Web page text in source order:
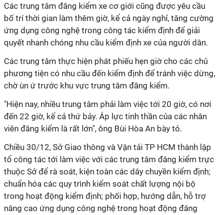
Các trung tâm đăng kiểm xe cơ giới cũng được yêu cầu
bố trí thời gian làm thêm giờ, kể cả ngày nghỉ, tăng cường
ứng dụng công nghệ trong công tác kiểm định để giải
quyết nhanh chóng nhu cầu kiểm định xe của người dân.
Các trung tâm thực hiện phát phiếu hẹn giờ cho các chủ
phương tiện có nhu cầu đến kiểm định để tránh việc dừng,
chờ ùn ứ trước khu vực trung tâm đăng kiểm.
"Hiện nay, nhiều trung tâm phải làm việc tới 20 giờ, có nơi
đến 22 giờ, kể cả thứ bảy. Áp lực tinh thần của các nhân
viên đăng kiểm là rất lớn", ông Bùi Hòa An bày tỏ.
Chiều 30/12, Sở Giao thông và Vận tải TP HCM thành lập
tổ công tác tới làm việc với các trung tâm đăng kiểm trực
thuộc Sở để rà soát, kiện toàn các dây chuyền kiểm định;
chuẩn hóa các quy trình kiểm soát chất lượng nội bộ
trong hoạt động kiểm định; phối hợp, hướng dẫn, hỗ trợ
nâng cao ứng dụng công nghệ trong hoạt động đăng